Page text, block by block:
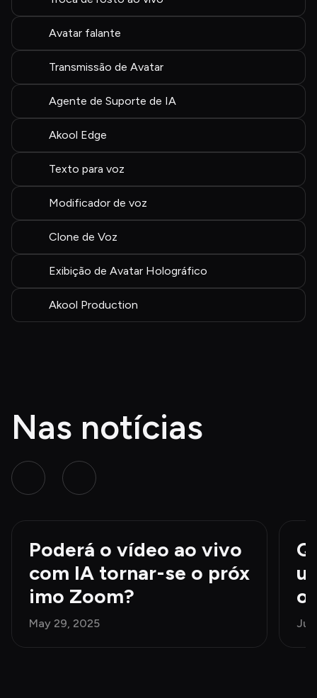
Avatar falante
Transmissão de Avatar
Agente de Suporte de IA
Akool Edge
Texto para voz
Modificador de voz
Clone de Voz
Exibição de Avatar Holográfico
Akool Production
Nas notícias
Poderá o vídeo ao vivo
com IA tornar-se o próx
imo Zoom?
May 29, 2025
o